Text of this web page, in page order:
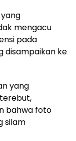
mengacu
pada
disampaikan ke
yang
bahwa foto
silam